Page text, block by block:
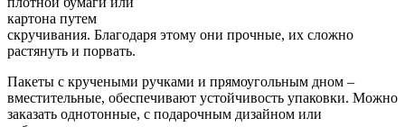
картона путем
скручивания. Благодаря этому они прочные, их сложно
растянуть и порвать.
Пакеты с кручеными ручками и прямоугольным дном –
вместительные, обеспечивают устойчивость упаковки. Можно
заказать однотонные, с подарочным дизайном или